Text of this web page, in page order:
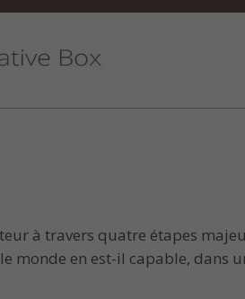
à travers quatre étapes
monde en est-il capable, dans